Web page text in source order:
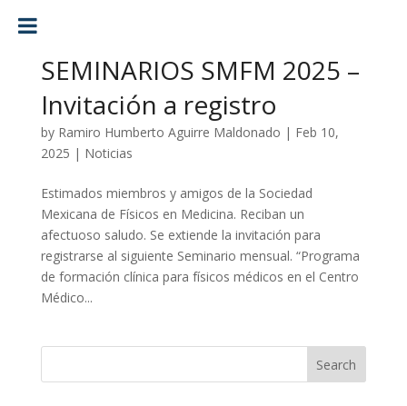
SEMINARIOS SMFM 2025 –
Invitación a registro
by Ramiro Humberto Aguirre Maldonado | Feb 10,
2025 | Noticias
Estimados miembros y amigos de la Sociedad
Mexicana de Físicos en Medicina. Reciban un
afectuoso saludo. Se extiende la invitación para
registrarse al siguiente Seminario mensual. “Programa
de formación clínica para físicos médicos en el Centro
Médico...